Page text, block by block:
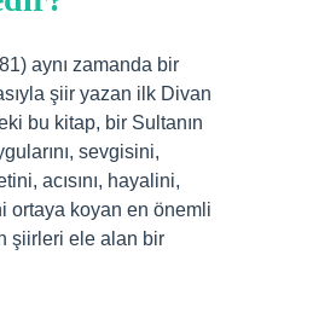
aynı zamanda bir
şiir yazan ilk Divan
bu kitap, bir Sultanın
sevgisini,
acısını, hayalini,
ortaya koyan en önemli
şiirleri ele alan bir